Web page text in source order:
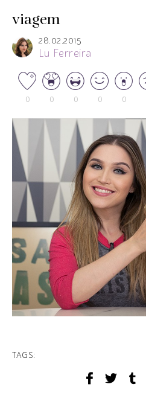
viagem
28.02.2015
Lu Ferreira
0 0 0 0 0
TAGS: